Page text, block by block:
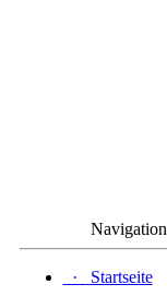
Navigation
· Startseite